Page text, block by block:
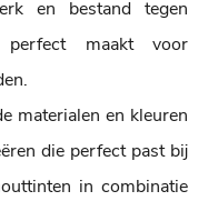
en bestand tegen
maakt voor
materialen en kleuren
die perfect past bij
in combinatie